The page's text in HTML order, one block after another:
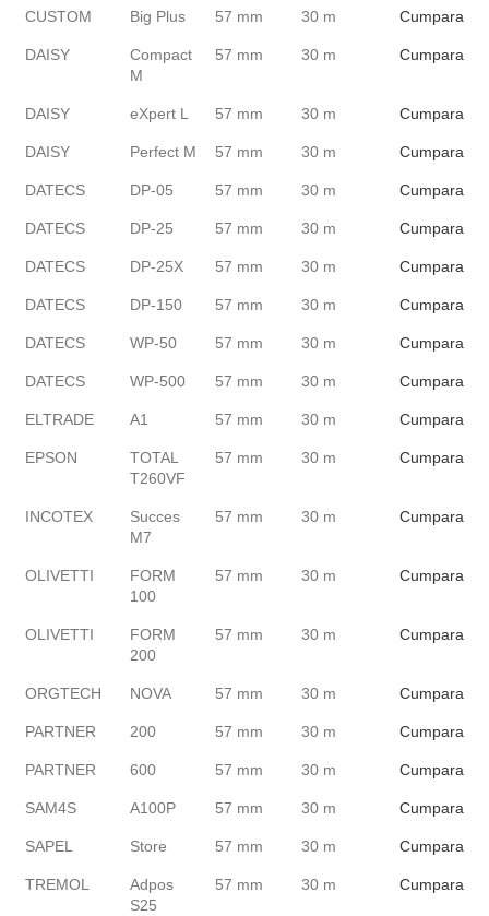
CUSTOM Big Plus 57 mm 30 m Cumpara
DAISY
Compact
M
57 mm 30 m Cumpara
DAISY eXpert L 57 mm 30 m Cumpara
DAISY Perfect M 57 mm 30 m Cumpara
DATECS DP-05 57 mm 30 m Cumpara
DATECS DP-25 57 mm 30 m Cumpara
DATECS DP-25X 57 mm 30 m Cumpara
DATECS DP-150 57 mm 30 m Cumpara
DATECS WP-50 57 mm 30 m Cumpara
DATECS WP-500 57 mm 30 m Cumpara
ELTRADE A1 57 mm 30 m Cumpara
EPSON
TOTAL
T260VF
57 mm 30 m Cumpara
INCOTEX
Succes
M7
57 mm 30 m Cumpara
OLIVETTI
FORM
100
57 mm 30 m Cumpara
OLIVETTI
FORM
200
57 mm 30 m Cumpara
ORGTECH NOVA 57 mm 30 m Cumpara
PARTNER 200 57 mm 30 m Cumpara
PARTNER 600 57 mm 30 m Cumpara
SAM4S A100P 57 mm 30 m Cumpara
SAPEL Store 57 mm 30 m Cumpara
TREMOL
Adpos
S25
57 mm 30 m Cumpara